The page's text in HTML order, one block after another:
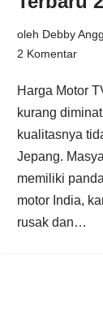
oleh Debby
2 Komentar
Harga Motor
kurang
kualitasnya
Jepang.
memiliki
motor India,
rusak dan…